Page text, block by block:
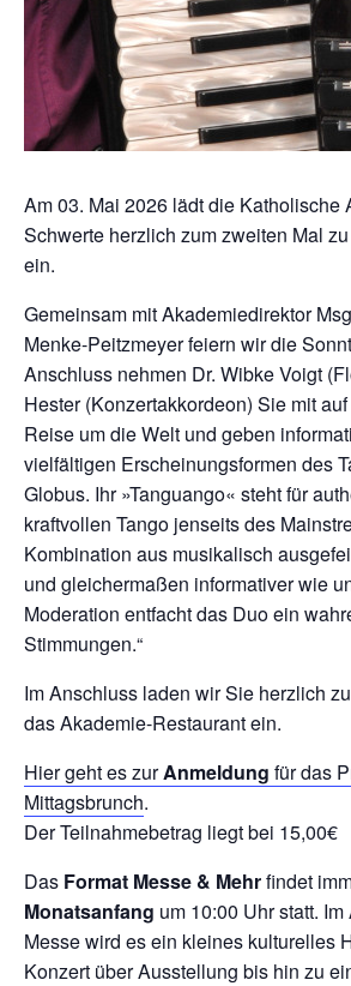
Am 03. Mai 2026 lädt die Katholische
Schwerte herzlich zum zweiten Mal zu
ein.
Gemeinsam mit Akademiedirektor
Menke-Peitzmeyer feiern wir die
Anschluss nehmen Dr. Wibke Voigt
Hester (Konzertakkordeon) Sie mit
Reise um die Welt und geben
vielfältigen Erscheinungsformen des
Globus. Ihr »Tanguango« steht für
kraftvollen Tango jenseits des
Kombination aus musikalisch
und gleichermaßen informativer wie
Moderation entfacht das Duo ein
Stimmungen.“
Im Anschluss laden wir Sie herzlich
das Akademie-Restaurant ein.
Hier geht es zurAnmeldung für das
Mittagsbrunch.
Der Teilnahmebetrag liegt bei 15,00€
Das Format Messe & Mehrfindet
Monatsanfang um 10:00 Uhr statt.
Messe wird es ein kleines kulturelles
Konzert über Ausstellung bis hin zu